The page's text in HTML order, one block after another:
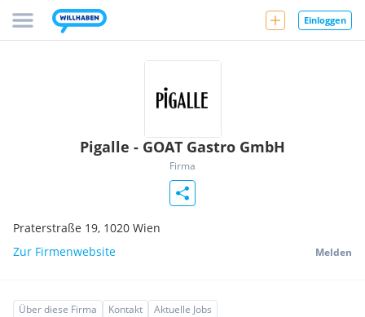
Einloggen
Pigalle - GOAT Gastro GmbH
Firma
Praterstraße 19, 1020 Wien
Zur Firmenwebsite
Melden
Über diese Firma Kontakt Aktuelle Jobs